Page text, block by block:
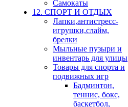
Самокаты
12. СПОРТ И ОТДЫХ
Лапки,антистресс-
игрушки,слайм,
брелки
Мыльные пузыри и
инвентарь для улицы
Товары для спорта и
подвижных игр
Бадминтон,
теннис, бокс,
баскетбол,